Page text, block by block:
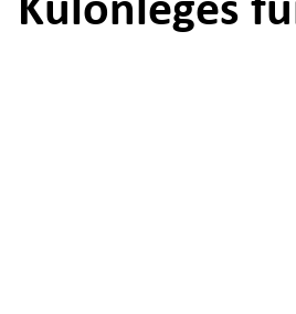
Különleges